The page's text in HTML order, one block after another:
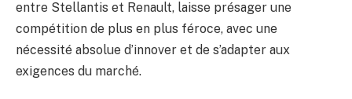
entre Stellantis et Renault, laisse présager une
compétition de plus en plus féroce, avec une
nécessité absolue d’innover et de s’adapter aux
exigences du marché.